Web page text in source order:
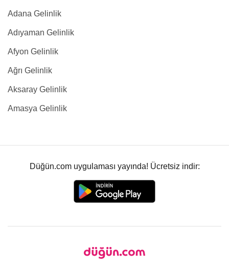
Adana Gelinlik
Adıyaman Gelinlik
Afyon Gelinlik
Ağrı Gelinlik
Aksaray Gelinlik
Amasya Gelinlik
Düğün.com uygulaması yayında! Ücretsiz indir: